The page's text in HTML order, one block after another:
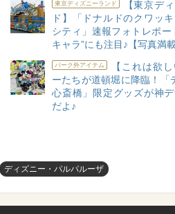
東京ディズニーランド
【東京デ
ド】「ドナルドのクワッ
シティ」速報フォトレポー
キャラ”にも注目♪【写真満載
パーク外アイテム
【これは欲
ーたちが道頓堀に降臨！「
心斎橋」限定グッズが神
だよ♪
ディズニー・パルパルーザ